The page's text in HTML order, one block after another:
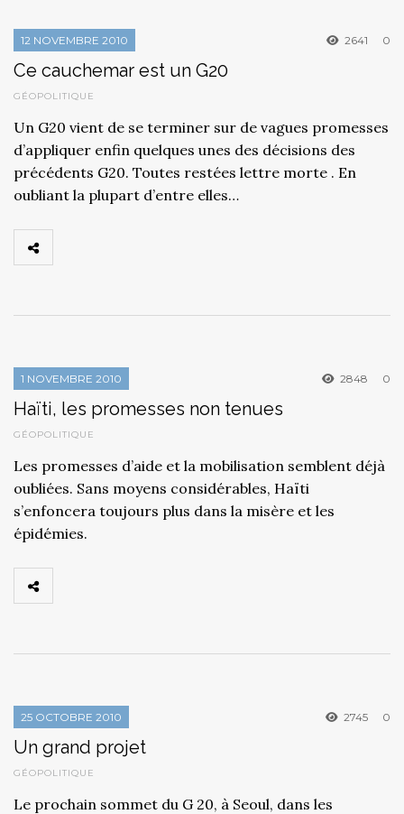
12 NOVEMBRE 2010 2641 0
Ce cauchemar est un G20
GÉOPOLITIQUE
Un G20 vient de se terminer sur de vagues promesses
d’appliquer enfin quelques unes des décisions des
précédents G20. Toutes restées lettre morte . En
oubliant la plupart d’entre elles…
1 NOVEMBRE 2010 2848 0
Haïti, les promesses non tenues
GÉOPOLITIQUE
Les promesses d’aide et la mobilisation semblent déjà
oubliées. Sans moyens considérables, Haïti
s’enfoncera toujours plus dans la misère et les
épidémies.
25 OCTOBRE 2010 2745 0
Un grand projet
GÉOPOLITIQUE
Le prochain sommet du G 20, à Seoul, dans les